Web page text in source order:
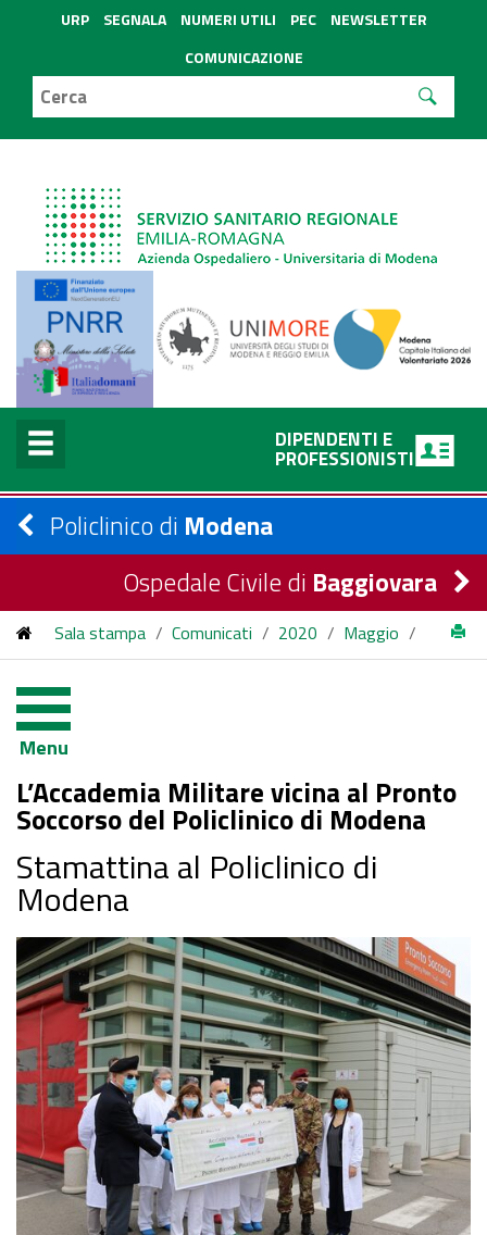
URP SEGNALA NUMERI UTILI PEC
NEWSLETTER
COMUNICAZIONE
DIPENDENTI E
PROFESSIONISTI
Policlinico di Modena
Ospedale Civile di Baggiovara
Sala stampa / Comunicati / 2020 / Maggio /
Modena
Menu
L’Accademia Militare vicina al Pronto
Soccorso del Policlinico di Modena
Stamattina al Policlinico di
Modena